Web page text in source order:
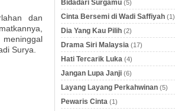
dan
Surya.
Bidadari Surgamu (5)
Cinta Bersemi di Wadi Saffiyah (1)
Dia Yang Kau Pilih (2)
Drama Siri Malaysia (17)
Hati Tercarik Luka (4)
Jangan Lupa Janji (6)
Layang Layang Perkahwinan (5)
Pewaris Cinta (1)